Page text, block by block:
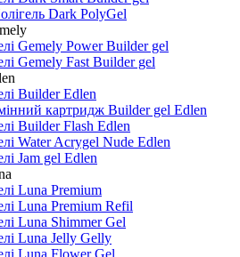
Dark PolyGel
Gemely Power Builder gel
Gemely Fast Builder gel
Builder Edlen
картридж Builder gel Edlen
Builder Flash Edlen
Water Acrygel Nude Edlen
Jam gel Edlen
Luna Premium
Luna Premium Refil
Luna Shimmer Gel
Luna Jelly Gelly